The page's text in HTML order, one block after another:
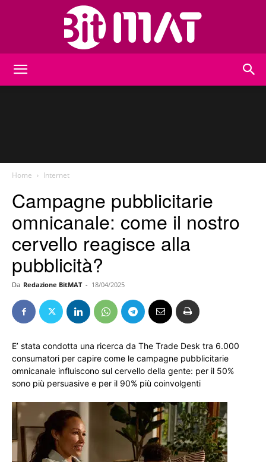
Home Internet
Campagne pubblicitarie
omnicanale: come il nostro
cervello reagisce alla
pubblicità?
Da Redazione BitMAT - 18/04/2025
E’ stata condotta una ricerca da The Trade Desk tra 6.000
consumatori per capire come le campagne pubblicitarie
omnicanale influiscono sul cervello della gente: per il 50%
sono più persuasive e per il 90% più coinvolgenti